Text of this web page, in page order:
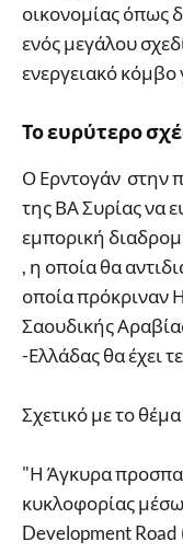
οικονομίας όπως
ενός μεγάλου
ενεργειακό κόμβο
Το ευρύτερο
Ο Ερντογάν στην
της ΒΑ Συρίας να
εμπορική
, η οποία θα
οποία πρόκριναν
Σαουδικής
-Ελλάδας θα έχει
Σχετικό με το
"Η Άγκυρα
κυκλοφορίας
Development Road